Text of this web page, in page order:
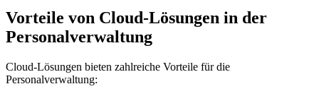
Vorteile von Cloud-Lösungen in der
Personalverwaltung
Cloud-Lösungen bieten zahlreiche Vorteile für die
Personalverwaltung: